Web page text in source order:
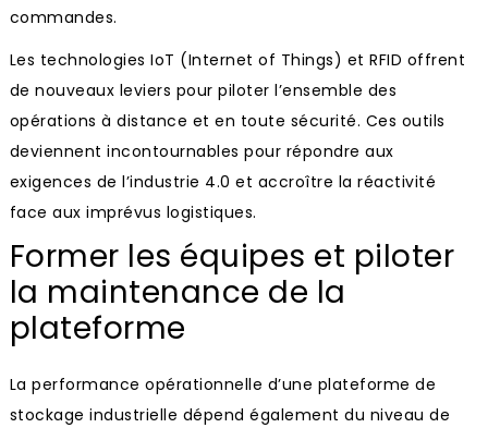
commandes.
Les technologies IoT (Internet of Things) et RFID offrent
de nouveaux leviers pour piloter l’ensemble des
opérations à distance et en toute sécurité. Ces outils
deviennent incontournables pour répondre aux
exigences de l’industrie 4.0 et accroître la réactivité
face aux imprévus logistiques.
Former les équipes et piloter
la maintenance de la
plateforme
La performance opérationnelle d’une plateforme de
stockage industrielle dépend également du niveau de